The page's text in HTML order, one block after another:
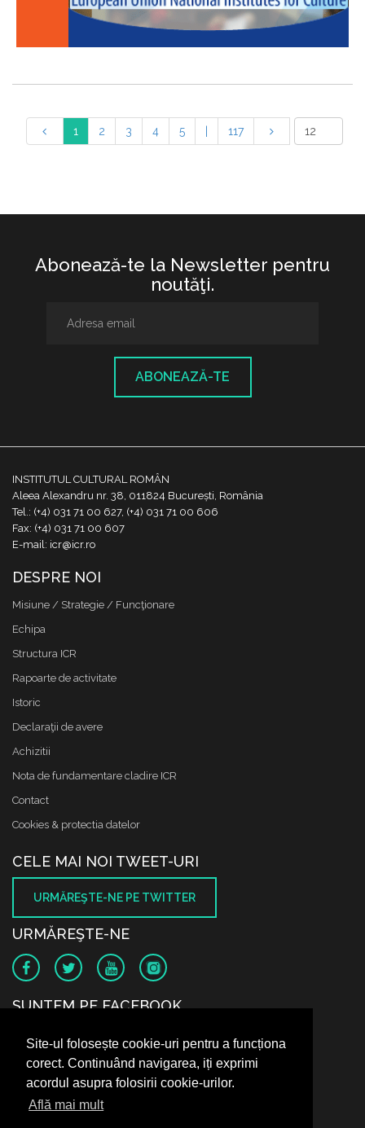
Site-ul folosește cookie-uri pentru a funcționa
corect. Continuând navigarea, iți exprimi
acordul asupra folosirii cookie-urilor.
Află mai mult
1 2 3 4 5 117
Abonează-te la Newsletter pentru
noutăţi.
ABONEAZĂ-TE
INSTITUTUL CULTURAL ROMÂN
Aleea Alexandru nr. 38, 011824 București, România
Tel.: (+4) 031 71 00 627, (+4) 031 71 00 606
Fax: (+4) 031 71 00 607
E-mail: icr@icr.ro
DESPRE NOI
Misiune / Strategie / Funcţionare
Echipa
Structura ICR
Rapoarte de activitate
Istoric
Declaraţii de avere
Achizitii
Nota de fundamentare cladire ICR
Contact
Cookies & protectia datelor
CELE MAI NOI TWEET-URI
URMĂREŞTE-NE PE TWITTER
URMĂREŞTE-NE
SUNTEM PE FACEBOOK